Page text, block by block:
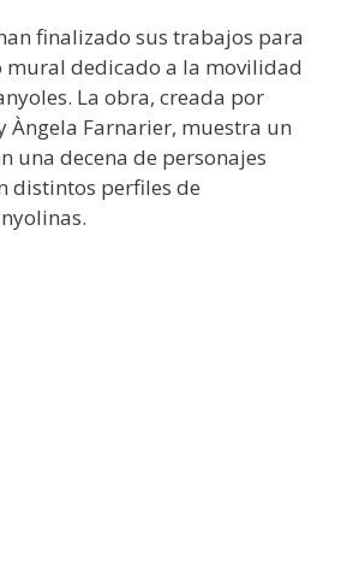
finalizado sus trabajos para
mural dedicado a la movilidad
La obra, creada por
Àngela Farnarier, muestra un
una decena de personajes
distintos perfiles de